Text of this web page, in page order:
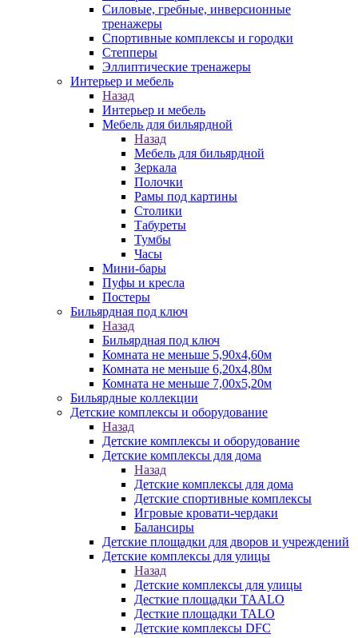
Силовые, гребные, инверсионные
тренажеры
Спортивные комплексы и городки
Степперы
Эллиптические тренажеры
Интерьер и мебель
Назад
Интерьер и мебель
Мебель для бильярдной
Назад
Мебель для бильярдной
Зеркала
Полочки
Рамы под картины
Столики
Табуреты
Тумбы
Часы
Мини-бары
Пуфы и кресла
Постеры
Бильярдная под ключ
Назад
Бильярдная под ключ
Комната не меньше 5,90х4,60м
Комната не меньше 6,20х4,80м
Комната не меньше 7,00х5,20м
Бильярдные коллекции
Детские комплексы и оборудование
Назад
Детские комплексы и оборудование
Детские комплексы для дома
Назад
Детские комплексы для дома
Детские спортивные комплексы
Игровые кровати-чердаки
Балансиры
Детские площадки для дворов и учреждений
Детские комплексы для улицы
Назад
Детские комплексы для улицы
Десткие площадки TAALO
Десткие площадки TALO
Детские комплексы DFC